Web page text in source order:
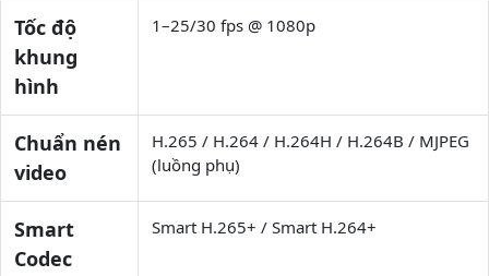
Tốc độ
khung
hình
1–25/30 fps @ 1080p
Chuẩn nén
video
H.265 / H.264 / H.264H / H.264B / MJPEG
(luồng phụ)
Smart
Codec
Smart H.265+ / Smart H.264+